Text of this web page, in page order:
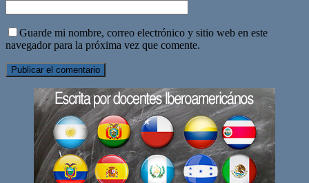
Guarde mi nombre, correo electrónico y sitio web en este
navegador para la próxima vez que comente.